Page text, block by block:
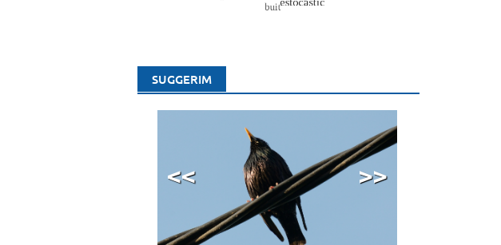
SUGGERIM
<< >>